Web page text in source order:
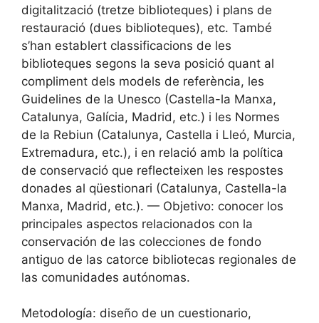
digitalització (tretze biblioteques) i plans de
restauració (dues biblioteques), etc. També
s’han establert classificacions de les
biblioteques segons la seva posició quant al
compliment dels models de referència, les
Guidelines de la Unesco (Castella-la Manxa,
Catalunya, Galícia, Madrid, etc.) i les Normes
de la Rebiun (Catalunya, Castella i Lleó, Murcia,
Extremadura, etc.), i en relació amb la política
de conservació que reflecteixen les respostes
donades al qüestionari (Catalunya, Castella-la
Manxa, Madrid, etc.). — Objetivo: conocer los
principales aspectos relacionados con la
conservación de las colecciones de fondo
antiguo de las catorce bibliotecas regionales de
las comunidades autónomas.
Metodología: diseño de un cuestionario,